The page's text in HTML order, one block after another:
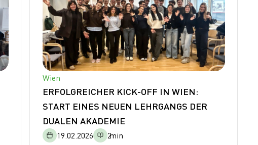
Wien
ERFOLGREICHER KICK-OFF IN WIEN:
START EINES NEUEN LEHRGANGS DER
DUALEN AKADEMIE
19.02.2026 2min